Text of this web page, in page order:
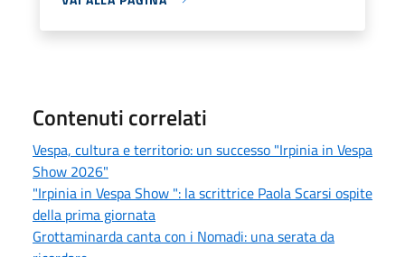
Contenuti correlati
Vespa, cultura e territorio: un successo "Irpinia in Vespa
Show 2026"
"Irpinia in Vespa Show ": la scrittrice Paola Scarsi ospite
della prima giornata
Grottaminarda canta con i Nomadi: una serata da